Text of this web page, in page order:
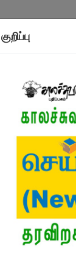
குறிப்பு